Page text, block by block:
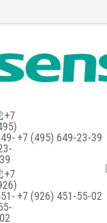
+7 (495) 649-23-39
+7 (926) 451-55-02